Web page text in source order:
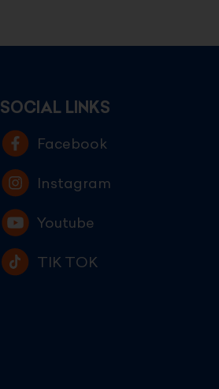
SOCIAL LINKS
Facebook
Instagram
Youtube
TIK TOK